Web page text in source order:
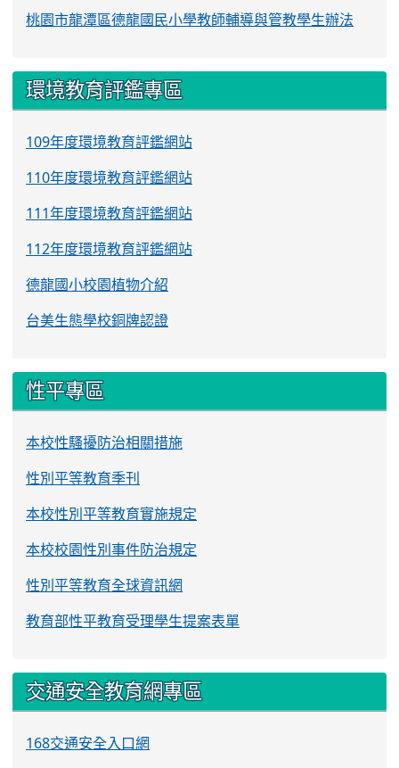
桃園市龍潭區德龍國民小學教師輔導與管教學生辦法
環境教育評鑑專區
109年度環境教育評鑑網站
110年度環境教育評鑑網站
111年度環境教育評鑑網站
112年度環境教育評鑑網站
德龍國小校園植物介紹
台美生態學校銅牌認證
性平專區
本校性騷擾防治相關措施
性別平等教育季刊
本校性別平等教育實施規定
本校校園性別事件防治規定
性別平等教育全球資訊網
教育部性平教育受理學生提案表單
交通安全教育網專區
168交通安全入口網